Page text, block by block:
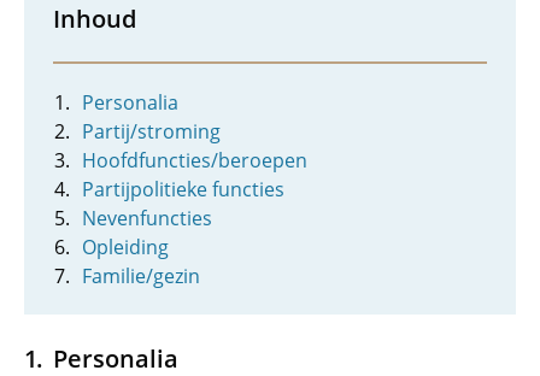
Inhoud
Personalia
Partij/stroming
Hoofdfuncties/beroepen
Partijpolitieke functies
Nevenfuncties
Opleiding
Familie/gezin
Personalia